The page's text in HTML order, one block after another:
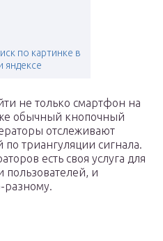
по картинке в
яндексе
не только смартфон на
обычный кнопочный
отслеживают
по триангуляции сигнала.
есть своя услуга для
пользователей, и
разному.